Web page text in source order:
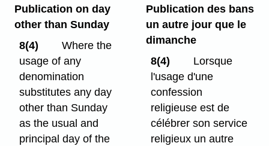
Publication on day
other than Sunday
8(4)
Where the
usage of any
denomination
substitutes any day
other than Sunday
as the usual and
principal day of the
Publication des bans
un autre jour que le
dimanche
8(4)
Lorsque
l'usage d'une
confession
religieuse est de
célébrer son service
religieux un autre